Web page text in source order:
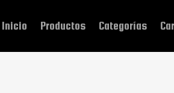
Inicio Productos Categorías